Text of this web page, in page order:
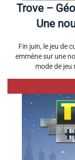
Trove –
Une
Fin juin, le jeu de
emmène sur une
mode de jeu